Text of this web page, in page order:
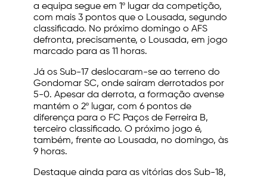
a equipa segue em 1º lugar da competição,
com mais 3 pontos que o Lousada, segundo
classificado. No próximo domingo o AFS
defronta, precisamente, o Lousada, em jogo
marcado para as 11 horas.
Já os Sub-17 deslocaram-se ao terreno do
Gondomar SC, onde saíram derrotados por
5-0. Apesar da derrota, a formação avense
mantém o 2º lugar, com 6 pontos de
diferença para o FC Paços de Ferreira B,
terceiro classificado. O próximo jogo é,
também, frente ao Lousada, no domingo, às
9 horas.
Destaque ainda para as vitórias dos Sub-18,